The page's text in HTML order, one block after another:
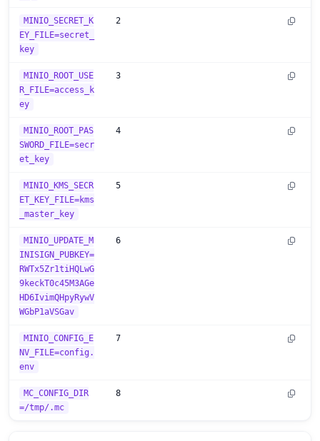
MINIO_SECRET_K
EY_FILE=secret_
key
2
MINIO_ROOT_USE
R_FILE=access_k
ey
3
MINIO_ROOT_PAS
SWORD_FILE=secr
et_key
4
MINIO_KMS_SECR
ET_KEY_FILE=kms
_master_key
5
MINIO_UPDATE_M
INISIGN_PUBKEY=
RWTx5Zr1tiHQLwG
9keckT0c45M3AGe
HD6IvimQHpyRywV
WGbP1aVSGav
6
MINIO_CONFIG_E
NV_FILE=config.
env
7
MC_CONFIG_DIR
=/tmp/.mc
8